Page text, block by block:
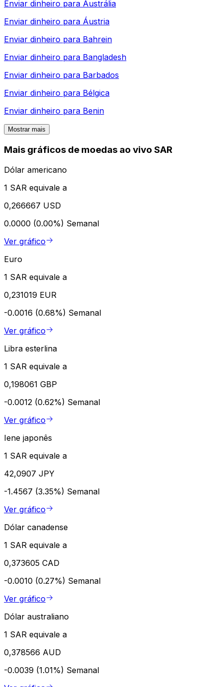
Enviar dinheiro para Austrália
Enviar dinheiro para Áustria
Enviar dinheiro para Bahrein
Enviar dinheiro para Bangladesh
Enviar dinheiro para Barbados
Enviar dinheiro para Bélgica
Enviar dinheiro para Benin
Mostrar mais
Mais gráficos de moedas ao vivo SAR
Dólar americano
1 SAR equivale a
0,266667 USD
0.0000 (0.00%) Semanal
Ver gráfico
Euro
1 SAR equivale a
0,231019 EUR
-0.0016 (0.68%) Semanal
Ver gráfico
Libra esterlina
1 SAR equivale a
0,198061 GBP
-0.0012 (0.62%) Semanal
Ver gráfico
Iene japonês
1 SAR equivale a
42,0907 JPY
-1.4567 (3.35%) Semanal
Ver gráfico
Dólar canadense
1 SAR equivale a
0,373605 CAD
-0.0010 (0.27%) Semanal
Ver gráfico
Dólar australiano
1 SAR equivale a
0,378566 AUD
-0.0039 (1.01%) Semanal